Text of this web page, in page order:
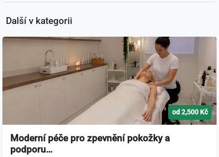
Další v kategorii
od 2,500 Kč
Moderní péče pro zpevnění pokožky a
podporu…